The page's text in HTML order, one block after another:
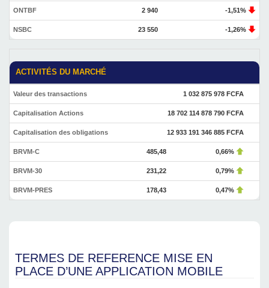
ONTBF 2 940 -1,51%
NSBC 23 550 -1,26%
ACTIVITÉS DU MARCHÉ
Valeur des transactions 1 032 875 978 FCFA
Capitalisation Actions 18 702 114 878 790 FCFA
Capitalisation des obligations 12 933 191 346 885 FCFA
BRVM-C 485,48 0,66%
BRVM-30 231,22 0,79%
BRVM-PRES 178,43 0,47%
TERMES DE REFERENCE MISE EN
PLACE D’UNE APPLICATION MOBILE